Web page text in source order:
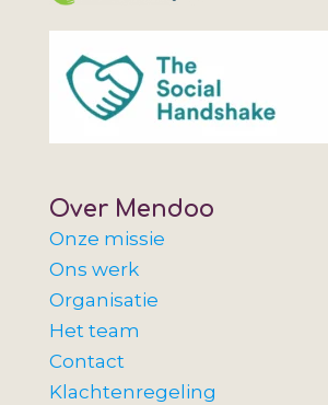
Over Mendoo
Onze missie
Ons werk
Organisatie
Het team
Contact
Klachtenregeling